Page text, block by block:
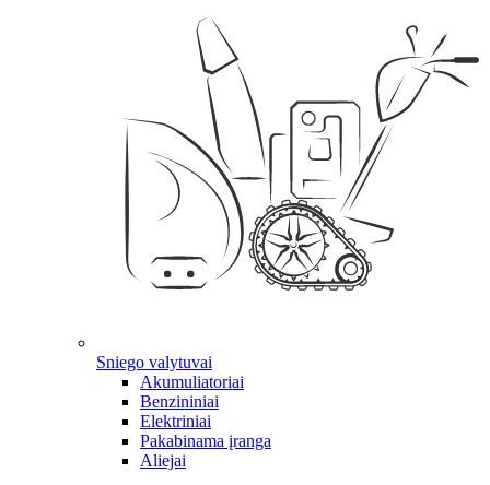
Sniego valytuvai
Akumuliatoriai
Benzininiai
Elektriniai
Pakabinama įranga
Aliejai